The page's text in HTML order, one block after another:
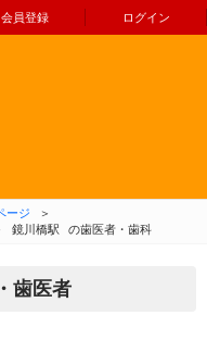
会員登録 ログイン
ンツへ移動
ージ
＞
鏡川橋駅 の歯医者・歯科
歯医者